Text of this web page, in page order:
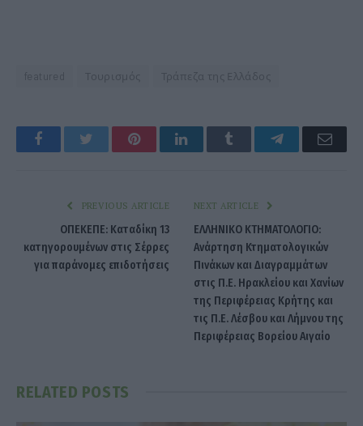
Τουρισμός Τράπεζα της Ελλάδος
Facebook Twitter PinterestLinkedIn Tumblr Telegram
PREVIOUS ARTICLE
ΟΠΕΚΕΠΕ: Καταδίκη 13
κατηγορουμένων στις Σέρρες
για παράνομες επιδοτήσεις
NEXT ARTICLE
ΕΛΛΗΝΙΚΟ ΚΤΗΜΑΤΟΛΟΓΙΟ:
Ανάρτηση Κτηματολογικών
Πινάκων και Διαγραμμάτων
στις Π.Ε. Ηρακλείου και Χανίων
της Περιφέρειας Κρήτης και
τις Π.Ε. Λέσβου και Λήμνου της
Περιφέρειας Βορείου Αιγαίο
RELATED POSTS